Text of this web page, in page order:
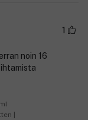
1
noin 16
|